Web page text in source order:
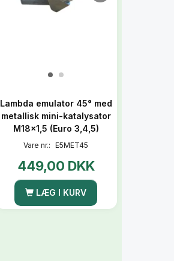
Lambda emulator 45° med
metallisk mini-katalysator
M18x1,5 (Euro 3,4,5)
Vare nr.: E5MET45
449,00 DKK
LÆG I KURV